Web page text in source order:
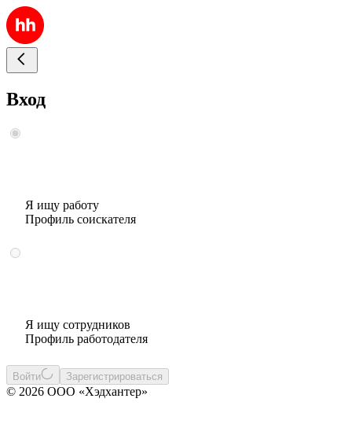
Вход
Я ищу работу
Профиль соискателя
Я ищу сотрудников
Профиль работодателя
Войти Зарегистрироваться
© 2026 ООО «Хэдхантер»